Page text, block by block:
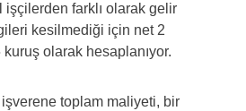
işçilerden farklı olarak gelir
kesilmediği için net 2
olarak hesaplanıyor.
toplam maliyeti, bir